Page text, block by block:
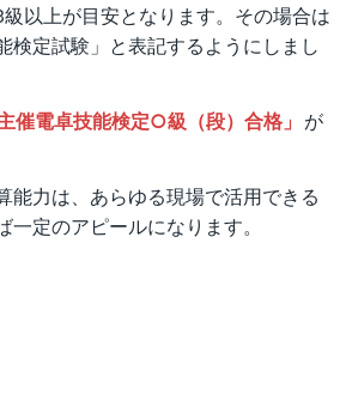
以上が目安となります。その場合は
検定試験」と表記するようにしまし
催電卓技能検定○級（段）合格」 が
能力は、あらゆる現場で活用できる
定のアピールになります。